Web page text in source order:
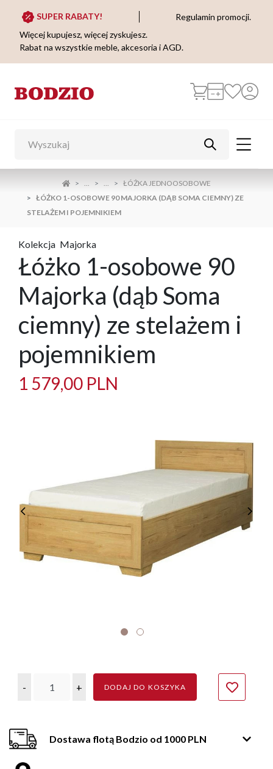
SUPER RABATY!
Regulamin promocji.
Więcej kupujesz, więcej zyskujesz.
Rabat na wszystkie meble, akcesoria i AGD.
... ...
ŁÓŻKA JEDNOOSOBOWE
ŁÓŻKO 1-OSOBOWE 90 MAJORKA (DĄB SOMA CIEMNY) ZE
STELAŻEM I POJEMNIKIEM
Kolekcja Majorka
Łóżko 1-osobowe 90
Majorka (dąb Soma
ciemny) ze stelażem i
pojemnikiem
1 579,00 PLN
- + DODAJ DO KOSZYKA
Dostawa flotą Bodzio od 1000 PLN